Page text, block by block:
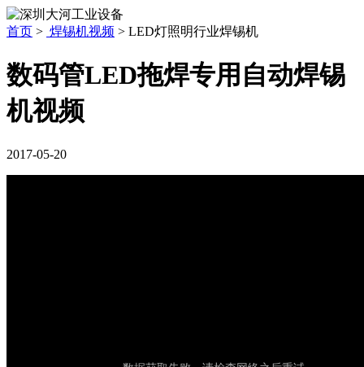
首页 > 焊锡机视频 > LED灯照明行业焊锡机
数码管LED拖焊专用自动焊锡
机视频
2017-05-20